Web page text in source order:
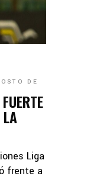
DE
LA
Liga
frente a